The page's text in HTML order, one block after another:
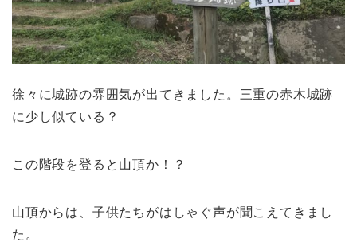
徐々に城跡の雰囲気が出てきました。三重の赤木城跡
に少し似ている？
この階段を登ると山頂か！？
山頂からは、子供たちがはしゃぐ声が聞こえてきまし
た。